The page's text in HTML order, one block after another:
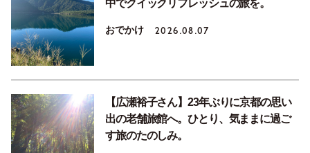
中でクイックリフレッシュの旅を。
おでかけ 2026.08.07
【広瀬裕子さん】23年ぶりに京都の思い
出の老舗旅館へ。ひとり、気ままに過ご
す旅のたのしみ。